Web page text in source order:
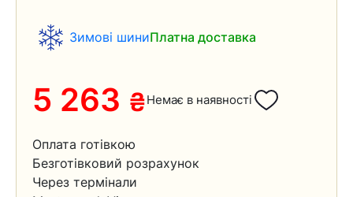
Зимові шиниПлатна доставка
5 263 ₴Немає в наявності
Оплата готівкою
Безготівковий розрахунок
Через термінали